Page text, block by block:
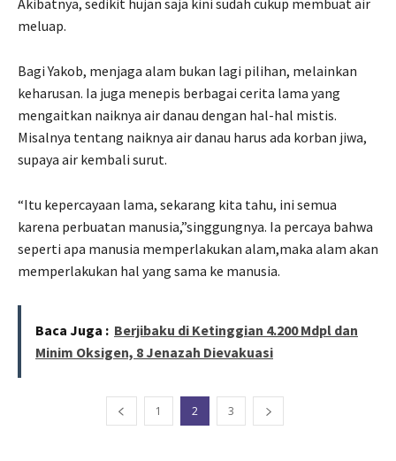
meluap.
Bagi Yakob, menjaga alam bukan lagi pilihan, melainkan
keharusan. Ia juga menepis berbagai cerita lama yang
mengaitkan naiknya air danau dengan hal-hal mistis.
Misalnya tentang naiknya air danau harus ada korban jiwa,
supaya air kembali surut.
“Itu kepercayaan lama, sekarang kita tahu, ini semua
karena perbuatan manusia,”singgungnya. Ia percaya bahwa
seperti apa manusia memperlakukan alam,maka alam akan
memperlakukan hal yang sama ke manusia.
Baca Juga : Berjibaku di Ketinggian 4.200 Mdpl dan
Minim Oksigen, 8 Jenazah Dievakuasi
1 2 3